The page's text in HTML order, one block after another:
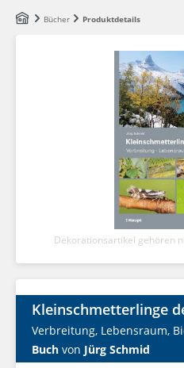
Zum Hauptinhalt springen
Bücher Produktdetails
Dekorationsartikel gehören
Kleinschmetterlinge
Verbreitung, Lebensraum,
Buch von Jürg Schmid